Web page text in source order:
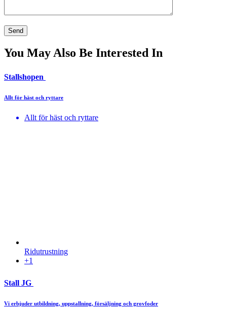
You May Also Be Interested In
Stallshopen
Allt för häst och ryttare
Allt för häst och ryttare
Ridutrustning
+1
Stall JG
Vi erbjuder utbildning, uppstallning, försäljning och grovfoder